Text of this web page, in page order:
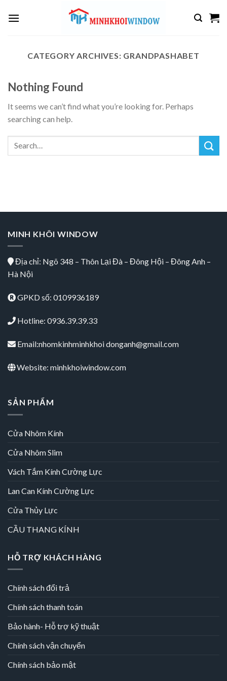
CATEGORY ARCHIVES: GRANDPASHABET
Nothing Found
It seems we can’t find what you’re looking for. Perhaps
searching can help.
MINH KHÔI WINDOW
Địa chỉ: Ngõ 348 – Thôn Lại Đà – Đông Hội – Đông Anh –
Hà Nội
GPKD số: 0109936189
Hotline: 0936.39.39.33
Email:nhomkinhminhkhoi donganh@gmail.com
Website: minhkhoiwindow.com
SẢN PHẨM
Cửa Nhôm Kính
Cửa Nhôm Slim
Vách Tắm Kính Cường Lực
Lan Can Kính Cường Lực
Cửa Thủy Lực
CẦU THANG KÍNH
HỖ TRỢ KHÁCH HÀNG
Chính sách đổi trả
Chính sách thanh toán
Bảo hành- Hỗ trợ kỹ thuật
Chính sách vận chuyển
Chính sách bảo mật